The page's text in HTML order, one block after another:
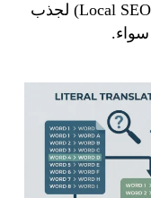
الظهور في نتائج البحث الجغرافي (Local SEO) لجذب
سواء.